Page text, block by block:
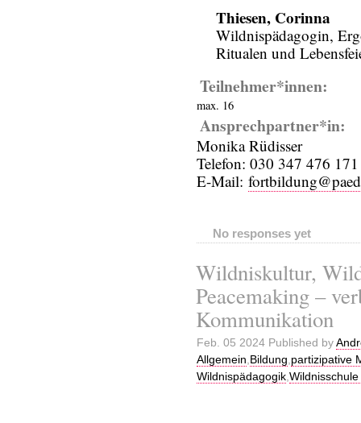
Thiesen, Corinna
Wildnispädagogin,
Ritualen und
Teilnehmer*innen:
max. 16
Ansprechpartner*in:
Monika Rüdisser
Telefon: 030 347 476 171
E-Mail:
No responses yet
Wildniskultur,
Peacemaking –
Kommunikation
Feb. 05 2024 Published by
Allgemein,Bildung,partizipative
Wildnispädagogik,